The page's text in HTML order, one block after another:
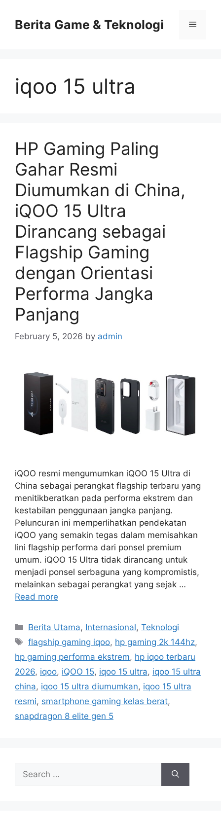
contentBerita Game & Teknologi Menu
iqoo 15 ultra
HP Gaming Paling
Gahar Resmi
Diumumkan di China,
iQOO 15 Ultra
Dirancang sebagai
Flagship Gaming
dengan Orientasi
Performa Jangka
Panjang
February 5, 2026 by admin
iQOO resmi mengumumkan iQOO 15 Ultra di
China sebagai perangkat flagship terbaru yang
menitikberatkan pada performa ekstrem dan
kestabilan penggunaan jangka panjang.
Peluncuran ini memperlihatkan pendekatan
iQOO yang semakin tegas dalam memisahkan
lini flagship performa dari ponsel premium
umum. iQOO 15 Ultra tidak dirancang untuk
menjadi ponsel serbaguna yang kompromistis,
melainkan sebagai perangkat yang sejak …
Read more
C
a
e
g
o
r
e
Berita Utama, Internasional,Teknologi
T
g
s
flagship gaming iqoo, hp gaming 2k 144hz,
hp gaming performa ekstrem, hp iqoo terbaru
2026, iqoo, iQOO 15, iqoo 15 ultra, iqoo 15 ultra
china, iqoo 15 ultra diumumkan, iqoo 15 ultra
resmi, smartphone gaming kelas berat,
snapdragon 8 elite gen 5